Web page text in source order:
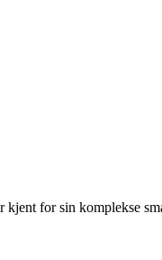
for sin komplekse